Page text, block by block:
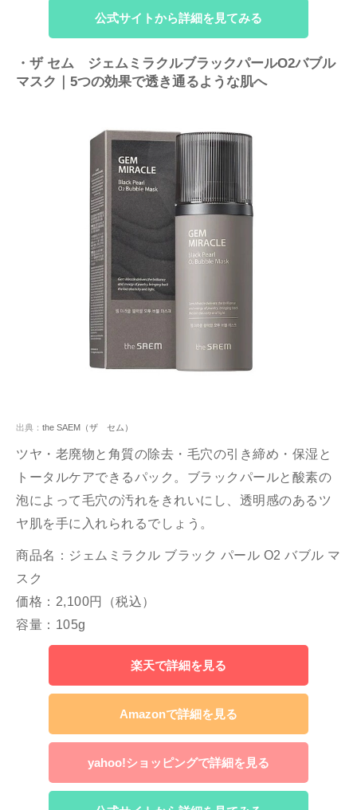
公式サイトから詳細を見てみる
・ザ セム ジェムミラクルブラックパールO2バブル
マスク｜5つの効果で透き通るような肌へ
出典： the SAEM（ザ セム）
ツヤ・老廃物と角質の除去・毛穴の引き締め・保湿と
トータルケアできるパック。ブラックパールと酸素の
泡によって毛穴の汚れをきれいにし、透明感のあるツ
ヤ肌を手に入れられるでしょう。
商品名：ジェムミラクル ブラック パール O2 バブル マ
スク
価格：2,100円（税込）
容量：105g
楽天で詳細を見る
Amazonで詳細を見る
yahoo!ショッピングで詳細を見る